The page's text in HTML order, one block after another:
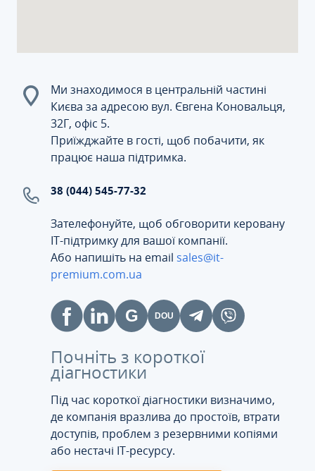
Ми знаходимося в центральній частині
Києва за адресою вул. Євгена Коновальця,
32Г, офіс 5.
Приїжджайте в гості, щоб побачити, як
працює наша підтримка.
38 (044) 545-77-32
Зателефонуйте, щоб обговорити керовану
ІТ-підтримку для вашої компанії.
Або напишіть на email sales@it-
premium.com.ua
Почніть з короткої
діагностики
Під час короткої діагностики визначимо,
де компанія вразлива до простоїв, втрати
доступів, проблем з резервними копіями
або нестачі IT-ресурсу.